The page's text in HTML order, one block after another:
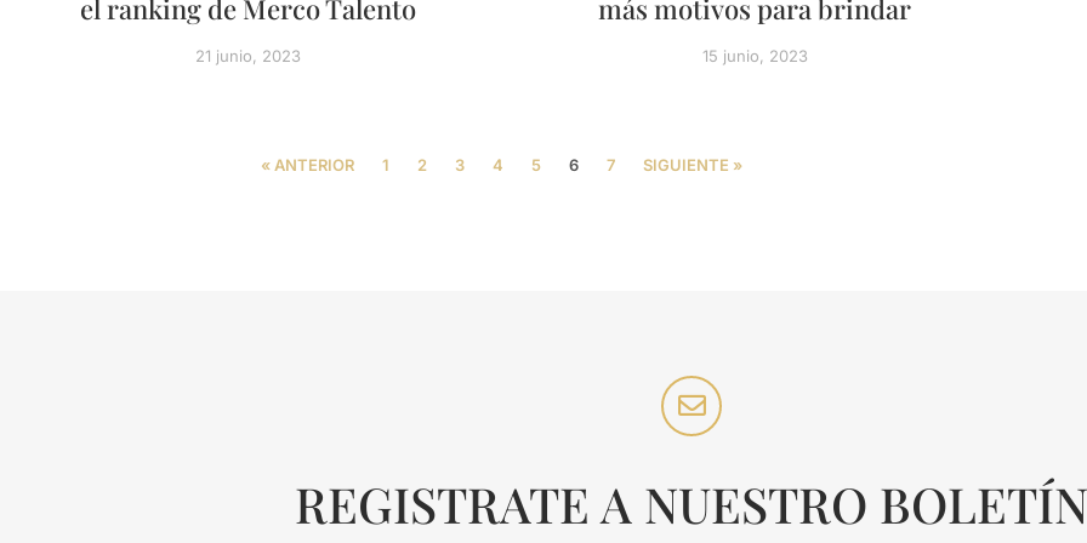
el ranking de Merco Talento
21 junio, 2023
más motivos para brindar
15 junio, 2023
« ANTERIOR 1 2 3 4 5 6 7 SIGUIENTE »
REGISTRATE A NUESTRO BOLETÍN